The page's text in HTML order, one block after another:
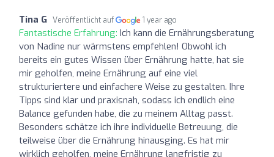
Tina G Veröffentlicht auf 1 year ago
Fantastische Erfahrung: Ich kann die Ernährungsberatung
von Nadine nur wärmstens empfehlen! Obwohl ich
bereits ein gutes Wissen über Ernährung hatte, hat sie
mir geholfen, meine Ernährung auf eine viel
strukturiertere und einfachere Weise zu gestalten. Ihre
Tipps sind klar und praxisnah, sodass ich endlich eine
Balance gefunden habe, die zu meinem Alltag passt.
Besonders schätze ich ihre individuelle Betreuung, die
teilweise über die Ernährung hinausging. Es hat mir
wirklich geholfen, meine Ernährung langfristig zu